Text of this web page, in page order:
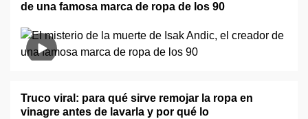
de una famosa marca de ropa de los 90
Truco viral: para qué sirve remojar la ropa en
vinagre antes de lavarla y por qué lo